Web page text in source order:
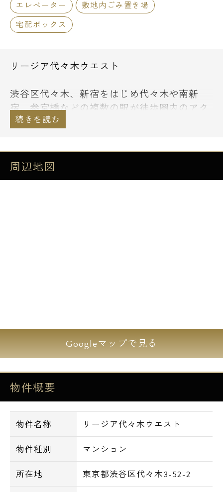
エレベーター
敷地内ごみ置き場
宅配ボックス
リージア代々木ウエスト
渋谷区代々木、新宿をはじめ代々木や南新
宿、参宮橋などの複数の駅が徒歩圏内のアク
セス良好物件、高級賃貸マンションのご紹介
契約時の初期費用のお支払いに、お持ちのク
レジットカードでお支払い頂くことも可能で
単身用の１Ｋは洋室が8.3～9.2帖と広めの造
りになっており、7帖ほどでは狭いと感じる
方にオススメです。
角部屋の２LDKは柱の無いスッキリとした間
取りで、3口コンロのカウンターキッチンに
なっております。広めのシューズボックスや
3基完備のエアコンもご好評です。
当マンションはWi-Fiが無料ですので、入居
後すぐにご利用頂けます。
周辺地図
Googleマップで見る
物件概要
物件名称 リージア代々木ウエスト
物件種別 マンション
所在地 東京都渋谷区代々木3-52-2